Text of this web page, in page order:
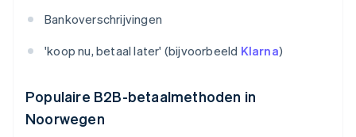
Bankoverschrijvingen
'koop nu, betaal later' (bijvoorbeeld Klarna)
Populaire B2B-betaalmethoden in
Noorwegen